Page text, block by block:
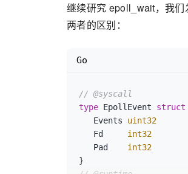
继续研究 epoll_wait，我
两者的区别：
// @syscall
type EpollEvent struct
   Events
uint32
   Fd
int32
   Pad
int32
Go